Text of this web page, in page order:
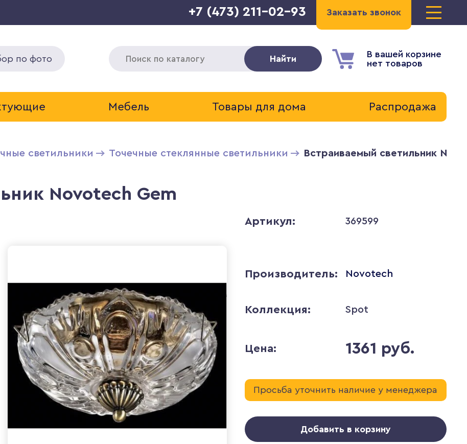
Заказать звонок
+7 (473) 211-02-93
по фото
В вашей корзине
нет товаров
Найти
Мебель Товары для дома Распродажа
светильники Точечные стеклянные светильники Встраиваемый светильник
Novotech Gem
Артикул: 369599
Производитель: Novotech
Коллекция: Spot
Цена: 1361 руб.
Просьба уточнить наличие у менеджера
Добавить в корзину